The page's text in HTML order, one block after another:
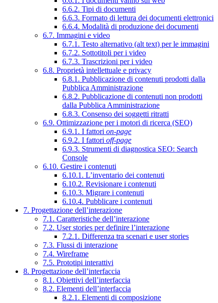
6.6.2. Tipi di documenti
6.6.3. Formato di lettura dei documenti elettronici
6.6.4. Modalità di produzione dei documenti
6.7. Immagini e video
6.7.1. Testo alternativo (alt text) per le immagini
6.7.2. Sottotitoli per i video
6.7.3. Trascrizioni per i video
6.8. Proprietà intellettuale e privacy
6.8.1. Pubblicazione di contenuti prodotti dalla
Pubblica Amministrazione
6.8.2. Pubblicazione di contenuti non prodotti
dalla Pubblica Amministrazione
6.8.3. Consenso dei soggetti ritratti
6.9. Ottimizzazione per i motori di ricerca (SEO)
6.9.1. I fattori on-page
6.9.2. I fattori off-page
6.9.3. Strumenti di diagnostica SEO: Search
Console
6.10. Gestire i contenuti
6.10.1. L’inventario dei contenuti
6.10.2. Revisionare i contenuti
6.10.3. Migrare i contenuti
6.10.4. Pubblicare i contenuti
7. Progettazione dell’interazione
7.1. Caratteristiche dell’interazione
7.2. User stories per definire l’interazione
7.2.1. Differenza tra scenari e user stories
7.3. Flussi di interazione
7.4. Wireframe
7.5. Prototipi interattivi
8. Progettazione dell’interfaccia
8.1. Obiettivi dell’interfaccia
8.2. Elementi dell’interfaccia
8.2.1. Elementi di composizione